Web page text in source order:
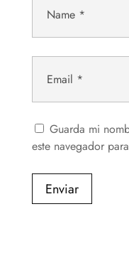
Guarda mi
este navegador
Enviar